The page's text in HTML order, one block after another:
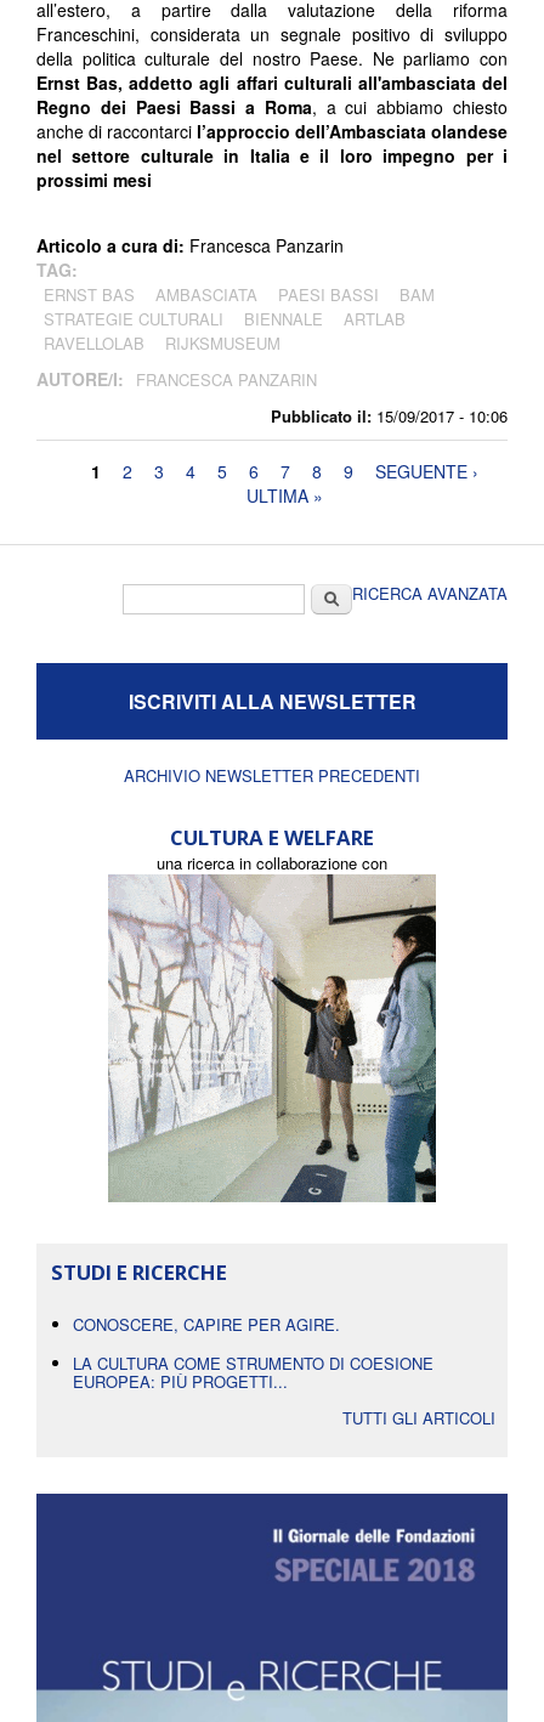
Pubblicato il: 15/09/2017 - 10:06
all’estero, a partire dalla valutazione della riforma
Franceschini, considerata un segnale positivo di sviluppo
della politica culturale del nostro Paese. Ne parliamo con
Ernst Bas, addetto agli affari culturali all'ambasciata del
Regno dei Paesi Bassi a Roma, a cui abbiamo chiesto
anche di raccontarci l’approccio dell’Ambasciata olandese
nel settore culturale in Italia e il loro impegno per i
prossimi mesi
Articolo a cura di: Francesca Panzarin
TAG:
ERNST BAS AMBASCIATA PAESI BASSI
BAM
STRATEGIE CULTURALI
BIENNALE
ARTLAB
RAVELLOLAB
RIJKSMUSEUM
AUTORE/I: FRANCESCA PANZARIN
Pagine
1 2 3 4 5 6 7 8 9
SEGUENTE ›
ULTIMA »
CercaRICERCA AVANZATA
ISCRIVITI ALLA NEWSLETTER
ARCHIVIO NEWSLETTER PRECEDENTI
CULTURA E WELFARE
una ricerca in collaborazione con
STUDI E RICERCHE
CONOSCERE, CAPIRE PER AGIRE.
LA CULTURA COME STRUMENTO DI COESIONE
EUROPEA: PIÙ PROGETTI...
TUTTI GLI ARTICOLI